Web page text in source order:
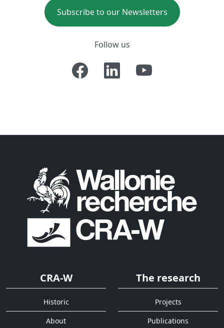
Subscribe to our Newsletters
Follow us
CRA-W
Historic
About
The research
Projects
Publications